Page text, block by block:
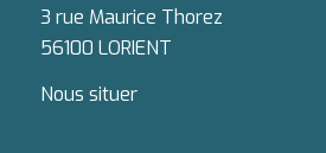
3 rue Maurice Thorez
56100 LORIENT
Nous situer